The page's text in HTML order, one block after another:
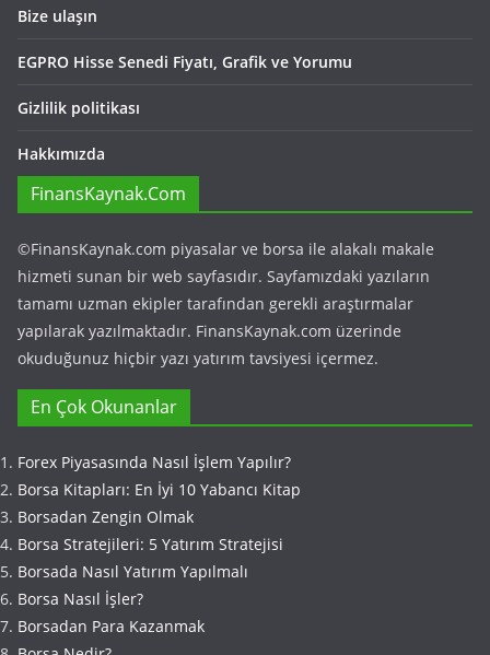
Bize ulaşın
EGPRO Hisse Senedi Fiyatı, Grafik ve Yorumu
Gizlilik politikası
Hakkımızda
FinansKaynak.Com
©FinansKaynak.com piyasalar ve borsa ile alakalı makale
hizmeti sunan bir web sayfasıdır. Sayfamızdaki yazıların
tamamı uzman ekipler tarafından gerekli araştırmalar
yapılarak yazılmaktadır. FinansKaynak.com üzerinde
okuduğunuz hiçbir yazı yatırım tavsiyesi içermez.
En Çok Okunanlar
Forex Piyasasında Nasıl İşlem Yapılır?
Borsa Kitapları: En İyi 10 Yabancı Kitap
Borsadan Zengin Olmak
Borsa Stratejileri: 5 Yatırım Stratejisi
Borsada Nasıl Yatırım Yapılmalı
Borsa Nasıl İşler?
Borsadan Para Kazanmak